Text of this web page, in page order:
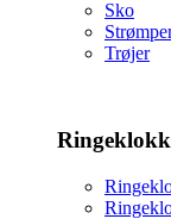
Sko
Trøjer